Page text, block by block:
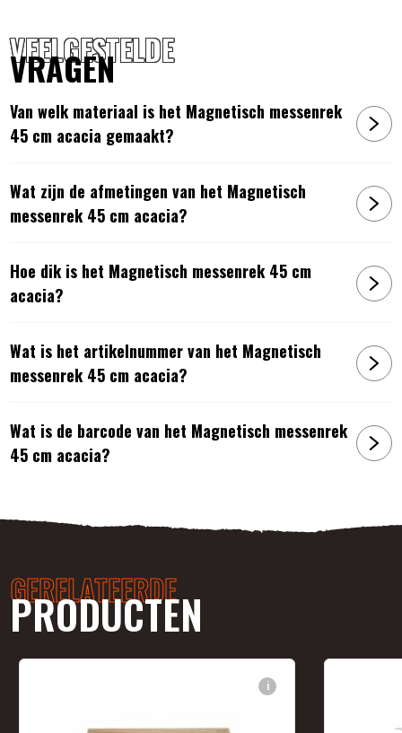
VEELGESTELDE
VRAGEN
Van welk materiaal is het Magnetisch messenrek
45 cm acacia gemaakt?
Wat zijn de afmetingen van het Magnetisch
messenrek 45 cm acacia?
Hoe dik is het Magnetisch messenrek 45 cm
acacia?
Wat is het artikelnummer van het Magnetisch
messenrek 45 cm acacia?
Wat is de barcode van het Magnetisch messenrek
45 cm acacia?
GERELATEERDE
PRODUCTEN
i